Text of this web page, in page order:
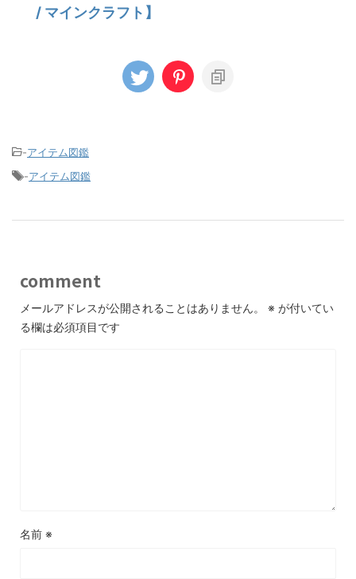
/ マインクラフト】
-アイテム図鑑
-アイテム図鑑
comment
メールアドレスが公開されることはありません。 ※ が付いてい
る欄は必須項目です
名前 ※